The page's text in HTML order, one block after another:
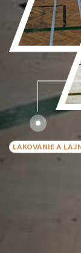
LAKOVANIE A